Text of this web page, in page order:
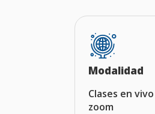
Modalidad
Clases en
zoom